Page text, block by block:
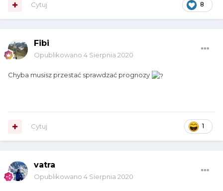
8
Cytuj
Fibi
Opublikowano 4 Sierpnia 2020
Chyba musisz przestać sprawdzać prognozy
1
Cytuj
vatra
Opublikowano 4 Sierpnia 2020